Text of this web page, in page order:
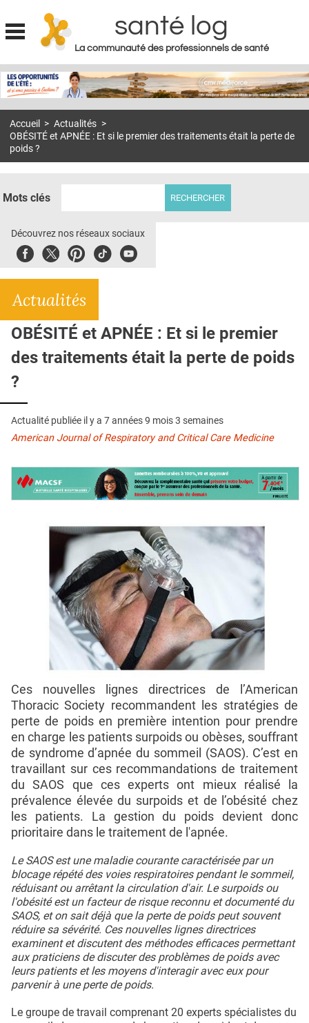
Jump to navigation
santé log
La communauté des professionnels de santé
MON COMPTE
S'ABONNER À LA REVUE SOIN À DOMICILE
E-REVUE SAD
THÉMA
CRÉDITS
Accueil > Actualités >
OBÉSITÉ et APNÉE : Et si le premier des traitements était la perte de
poids ?
Mots clés
Découvrez nos réseaux sociaux
FacebookTwitterPinterest
TiktokYoubute
Actualités
OBÉSITÉ et APNÉE : Et si le premier
des traitements était la perte de poids
?
Actualité publiée il y a 7 années 9 mois 3 semaines
American Journal of Respiratory and Critical Care Medicine
Ces nouvelles lignes directrices de l’American
Thoracic Society recommandent les stratégies de
perte de poids en première intention pour prendre
en charge les patients surpoids ou obèses, souffrant
de syndrome d’apnée du sommeil (SAOS). C’est en
travaillant sur ces recommandations de traitement
du SAOS que ces experts ont mieux réalisé la
prévalence élevée du surpoids et de l’obésité chez
les patients. La gestion du poids devient donc
prioritaire dans le traitement de l'apnée.
Le SAOS est une maladie courante caractérisée par un
blocage répété des voies respiratoires pendant le sommeil,
réduisant ou arrêtant la circulation d'air. Le surpoids ou
l'obésité est un facteur de risque reconnu et documenté du
SAOS, et on sait déjà que la perte de poids peut souvent
réduire sa sévérité. Ces nouvelles lignes directrices
examinent et discutent des méthodes efficaces permettant
aux praticiens de discuter des problèmes de poids avec
leurs patients et les moyens d'interagir avec eux pour
parvenir à une perte de poids.
Le groupe de travail comprenant 20 experts spécialistes du